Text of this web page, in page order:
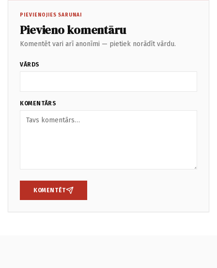
PIEVIENOJIES SARUNAI
Pievieno komentāru
Komentēt vari arī anonīmi — pietiek norādīt vārdu.
VĀRDS
KOMENTĀRS
KOMENTĒT